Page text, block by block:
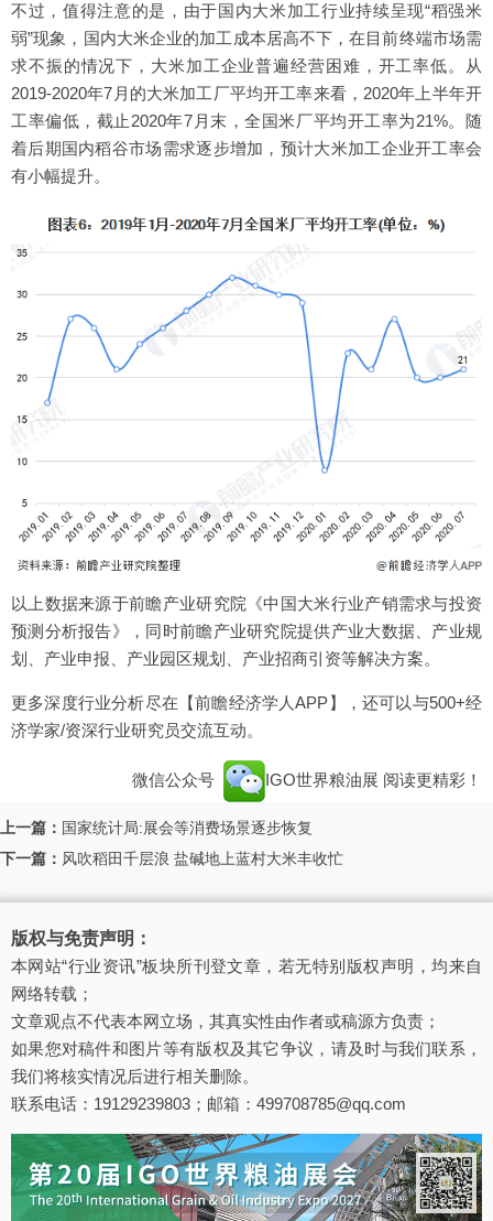
不过，值得注意的是，由于国内大米加工行业持续呈现“稻强米
弱”现象，国内大米企业的加工成本居高不下，在目前终端市场需
求不振的情况下，大米加工企业普遍经营困难，开工率低。从
2019-2020年7月的大米加工厂平均开工率来看，2020年上半年开
工率偏低，截止2020年7月末，全国米厂平均开工率为21%。随
着后期国内稻谷市场需求逐步增加，预计大米加工企业开工率会
有小幅提升。
以上数据来源于前瞻产业研究院《中国大米行业产销需求与投资
预测分析报告》，同时前瞻产业研究院提供产业大数据、产业规
划、产业申报、产业园区规划、产业招商引资等解决方案。
更多深度行业分析尽在【前瞻经济学人APP】，还可以与500+经
济学家/资深行业研究员交流互动。
微信公众号 IGO世界粮油展 阅读更精彩！
上一篇： 国家统计局:展会等消费场景逐步恢复
下一篇： 风吹稻田千层浪 盐碱地上蓝村大米丰收忙
版权与免责声明：
本网站“行业资讯”板块所刊登文章，若无特别版权声明，均来自
网络转载；
文章观点不代表本网立场，其真实性由作者或稿源方负责；
如果您对稿件和图片等有版权及其它争议，请及时与我们联系，
我们将核实情况后进行相关删除。
联系电话：19129239803；邮箱：499708785@qq.com